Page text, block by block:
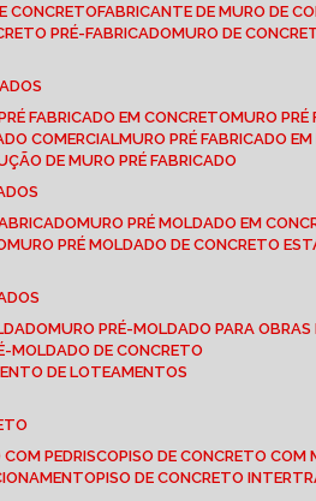
CONCRETO FABRICANTE DE MURO DE
PRÉ-FABRICADO
MURO DE
PRÉ FABRICADO EM CONCRETO
MURO
COMERCIAL
MURO PRÉ FABRICADO
DE MURO PRÉ FABRICADO
MURO PRÉ MOLDADO EM
MURO PRÉ MOLDADO DE CONCRETO
MURO PRÉ-MOLDADO PARA
MOLDADO DE CONCRETO
DE LOTEAMENTOS
COM PEDRISCO PISO DE CONCRETO COM
PISO DE CONCRETO